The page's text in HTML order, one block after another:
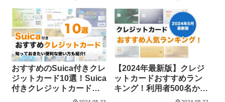
おすすめのSuica付きクレ
ジットカード10選！Suica
付きクレジットカードな
らオートチャージが便利
【2024年最新版】クレジ
ットカードおすすめラン
キング！利用者500名から
アンケート調査を実施！